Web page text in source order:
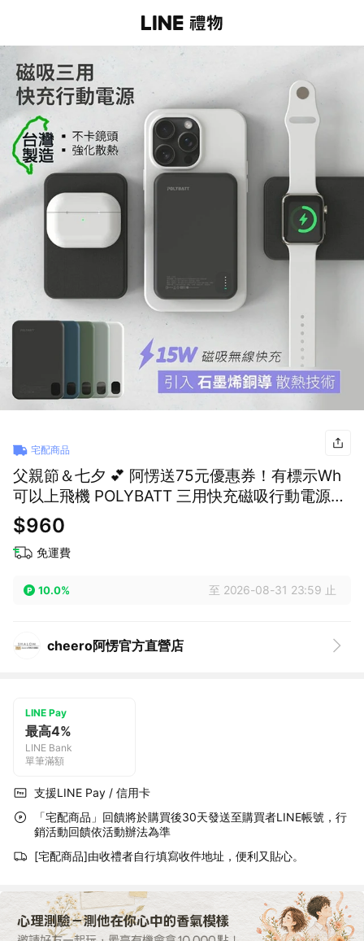
宅配商品
父親節＆七夕 💕 阿愣送75元優惠券！有標示Wh
可以上飛機 POLYBATT 三用快充磁吸行動電源
$960
免運費
10.0% 至 2026-08-31 23:59 止
cheero阿愣官方直營店
LINE Pay
最高4%
LINE Bank
單筆滿額
支援LINE Pay / 信用卡
「宅配商品」回饋將於購買後30天發送至購買者LINE帳號，行
銷活動回饋依活動辦法為準
[宅配商品]由收禮者自行填寫收件地址，便利又貼心。